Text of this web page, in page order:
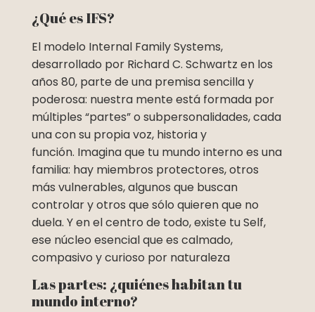
¿Qué es IFS?
El modelo Internal Family Systems,
desarrollado por Richard C. Schwartz en los
años 80, parte de una premisa sencilla y
poderosa: nuestra mente está formada por
múltiples “partes” o subpersonalidades, cada
una con su propia voz, historia y
función. Imagina que tu mundo interno es una
familia: hay miembros protectores, otros
más vulnerables, algunos que buscan
controlar y otros que sólo quieren que no
duela. Y en el centro de todo, existe tu Self,
ese núcleo esencial que es calmado,
compasivo y curioso por naturaleza
Las partes: ¿quiénes habitan tu
mundo interno?